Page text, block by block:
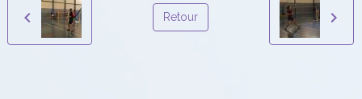
Retour